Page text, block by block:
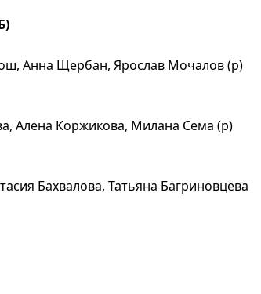
Анна Щербан, Ярослав Мочалов (р)
Алена Коржикова, Милана Сема (р)
Бахвалова, Татьяна Багриновцева